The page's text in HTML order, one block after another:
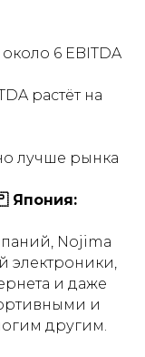
6 EBITDA
растёт на
лучше рынка
Япония:
Nojima
электроники,
и даже
и
другим.